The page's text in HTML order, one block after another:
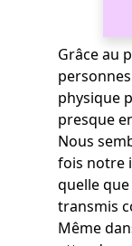
Grâce au
physique
presque
Nous
fois notre
quelle
transmis
Même